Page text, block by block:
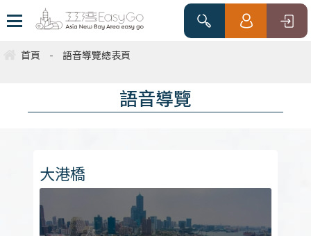
首頁 - 語音導覽總表頁
語音導覽
大港橋